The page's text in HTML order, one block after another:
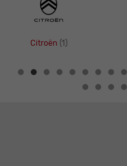
Citroën (1)Alle
von
Citroën